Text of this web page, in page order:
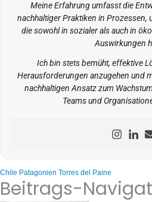
Meine Erfahrung umfasst die
nachhaltiger Praktiken in Prozessen,
die sowohl in sozialer als auch in
Auswirkungen
Ich bin stets bemüht, effektive
Herausforderungen anzugehen und
nachhaltigen Ansatz zum
Teams und
Chile Patagonien Torres del Paine
Beitrags-